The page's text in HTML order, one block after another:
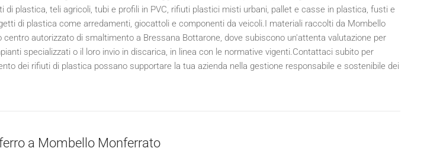
di plastica, teli agricoli, tubi e profili in PVC, rifiuti plastici misti urbani, pallet e casse in plastica, fusti e
di plastica come arredamenti, giocattoli e componenti da veicoli.I materiali raccolti da Mombello
autorizzato di smaltimento a Bressana Bottarone, dove subiscono un'attenta valutazione per
specializzati o il loro invio in discarica, in linea con le normative vigenti.Contattaci subito per
dei rifiuti di plastica possano supportare la tua azienda nella gestione responsabile e sostenibile dei
a Mombello Monferrato